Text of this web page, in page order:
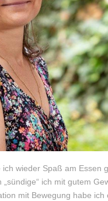
ich wieder Spaß am Essen
ich mit gutem
mit Bewegung habe ich